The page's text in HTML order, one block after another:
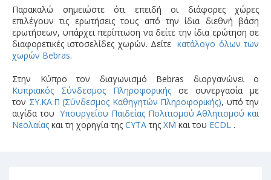
Παρακαλώ σημειώστε ότι επειδή οι διάφορες χώρες
επιλέγουν τις ερωτήσεις τους από την ίδια διεθνή βάση
ερωτήσεων, υπάρχει περίπτωση να δείτε την ίδια ερώτηση σε
διαφορετικές ιστοσελίδες χωρών. Δείτεκατάλογο όλων των
χωρών Bebras.
Στην Κύπρο τον διαγωνισμό Bebras διοργανώνει ο
Κυπριακός Σύνδεσμος Πληροφορικής σε συνεργασία με
τον ΣΥ.ΚΑ.Π (Σύνδεσμος Καθηγητών Πληροφορικής), υπό την
αιγίδα τουΥπουργείου Παιδείας Πολιτισμού Αθλητισμού και
Νεολαίας και τη χορηγία της CYTA της ΧΜ και του ECDL .